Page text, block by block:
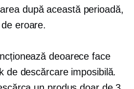
după această perioadă,
eroare.
deoarece face
de descărcare imposibilă.